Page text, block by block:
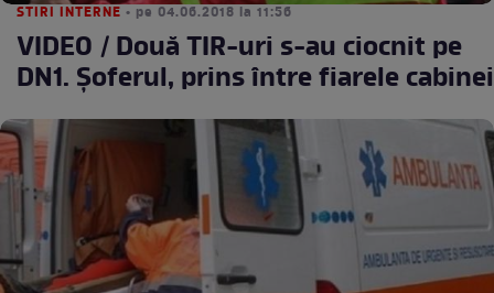
STIRI INTERNE • pe 04.06.2018 la 11:56
VIDEO / Două TIR-uri s-au ciocnit pe
DN1. Șoferul, prins între fiarele cabinei